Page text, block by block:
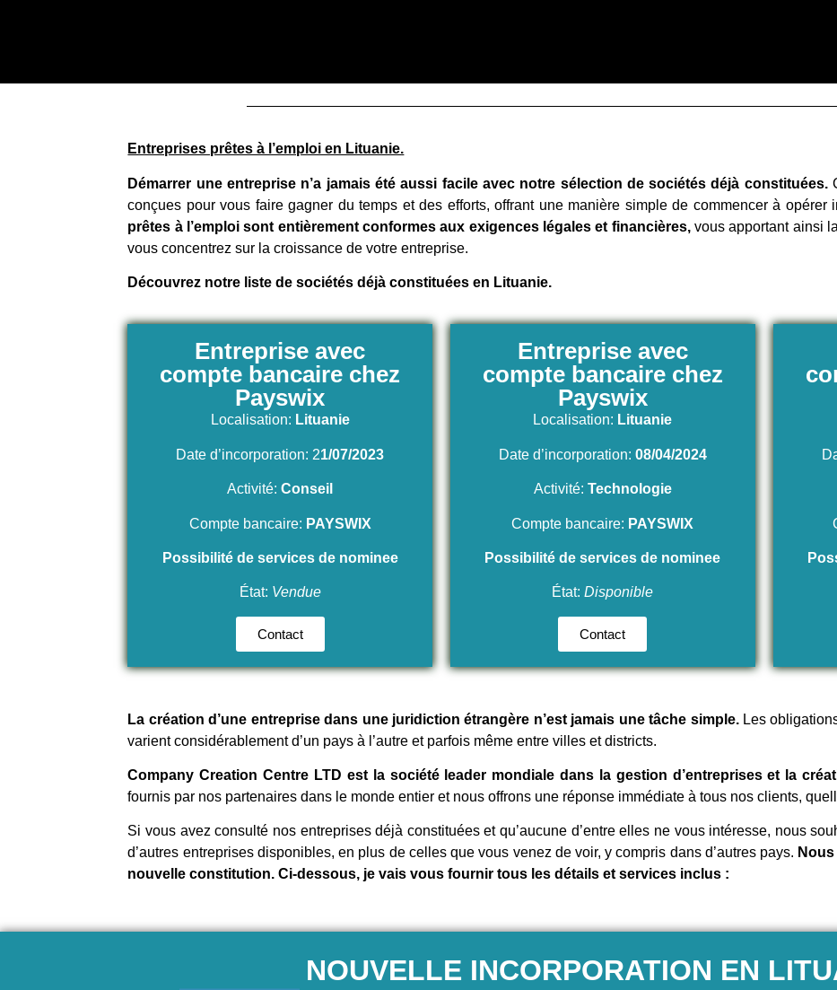
Entreprises prêtes à l’emploi en Lituanie.
Démarrer une entreprise n’a jamais été aussi facile avec notre sélection de sociétés déjà constituées.
conçues pour vous faire gagner du temps et des efforts, offrant une manière simple de commencer à opérer
prêtes à l’emploi sont entièrement conformes aux exigences légales et financières,vous apportant ainsi
vous concentrez sur la croissance de votre entreprise.
Découvrez notre liste de sociétés déjà constituées en Lituanie.
Entreprise avec
compte bancaire chez
Payswix
Localisation: Lituanie
Date d’incorporation: 21/07/2023
Activité:Conseil
Compte bancaire: PAYSWIX
Possibilité de services de nominee
État: Vendue
Contact
Entreprise avec
compte bancaire chez
Payswix
Localisation: Lituanie
Date d’incorporation: 08/04/2024
Activité: Technologie
Compte bancaire: PAYSWIX
Possibilité de services de nominee
État:Disponible
Contact
La création d’une entreprise dans une juridiction étrangère n’est jamais une tâche simple.Les
varient considérablement d’un pays à l’autre et parfois même entre villes et districts.
Company Creation Centre LTD est la société leader mondiale dans la gestion d’entreprises et la
fournis par nos partenaires dans le monde entier et nous offrons une réponse immédiate à tous nos clients,
Si vous avez consulté nos entreprises déjà constituées et qu’aucune d’entre elles ne vous intéresse, nous
d’autres entreprises disponibles, en plus de celles que vous venez de voir, y compris dans d’autres pays.
nouvelle constitution. Ci-dessous, je vais vous fournir tous les détails et services inclus :
NOUVELLE INCORPORATION EN